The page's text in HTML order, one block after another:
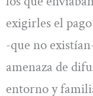
exigirles el
-que no
amenaza de
entorno y